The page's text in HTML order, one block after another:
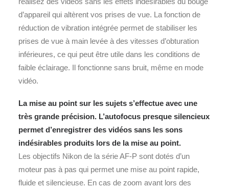
d’appareil qui altèrent vos prises de vue. La fonction de
réduction de vibration intégrée permet de stabiliser les
prises de vue à main levée à des vitesses d’obturation
inférieures, ce qui peut être utile dans les conditions de
faible éclairage. Il fonctionne sans bruit, même en mode
vidéo.
La mise au point sur les sujets s’effectue avec une
très grande précision. L’autofocus presque silencieux
permet d’enregistrer des vidéos sans les sons
indésirables produits lors de la mise au point.
Les objectifs Nikon de la série AF-P sont dotés d’un
moteur pas à pas qui permet une mise au point rapide,
fluide et silencieuse. En cas de zoom avant lors des